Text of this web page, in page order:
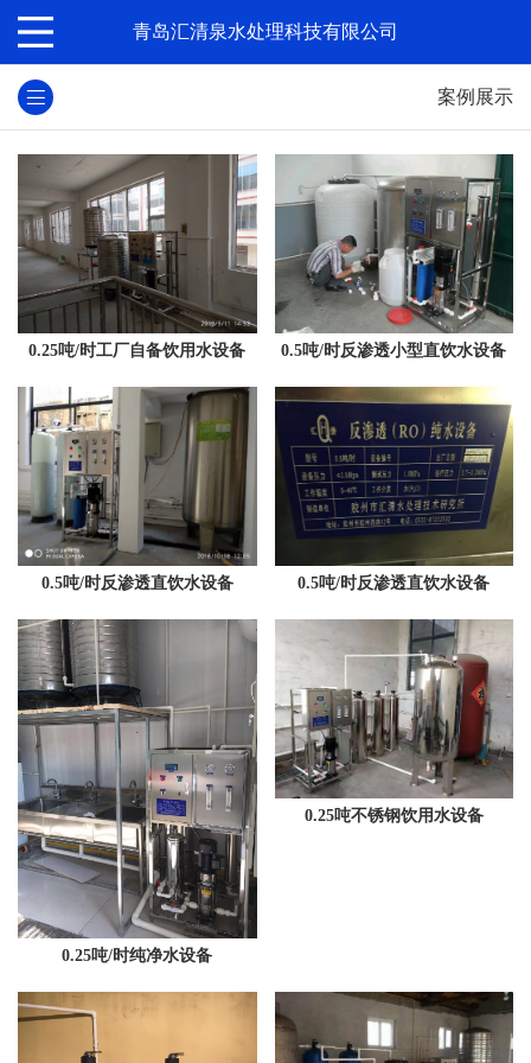
青岛汇清泉水处理科技有限公司
案例展示
0.25吨/时工厂自备饮用水设备 0.5吨/时反渗透小型直饮水设备
0.5吨/时反渗透直饮水设备 0.5吨/时反渗透直饮水设备
0.25吨/时纯净水设备
0.25吨不锈钢饮用水设备